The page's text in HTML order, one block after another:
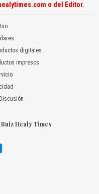
o del Editor.
digitales
impresos
Healy Times